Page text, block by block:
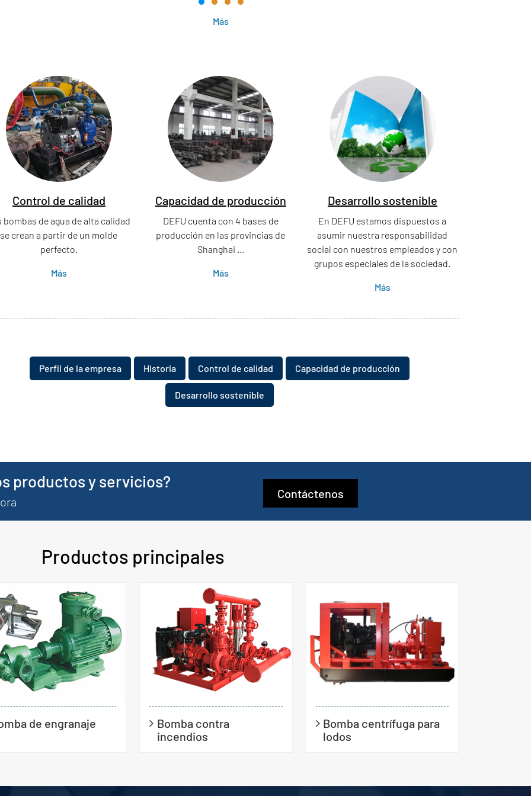
Más
Control de calidad
bombas de agua de alta calidad
se crean a partir de un molde
perfecto.
Más
Capacidad de producción
DEFU cuenta con 4 bases de
producción en las provincias de
Shanghai ...
Más
Desarrollo sostenible
En DEFU estamos dispuestos a
asumir nuestra responsabilidad
social con nuestros empleados y con
grupos especiales de la sociedad.
Más
Perfil de la empresa ​​Historia Control de calidad Capacidad de producción
Desarrollo sostenible
productos y servicios?
Contáctenos
Productos principales
de engranaje
Bomba contra
incendios
Bomba centrífuga para
lodos